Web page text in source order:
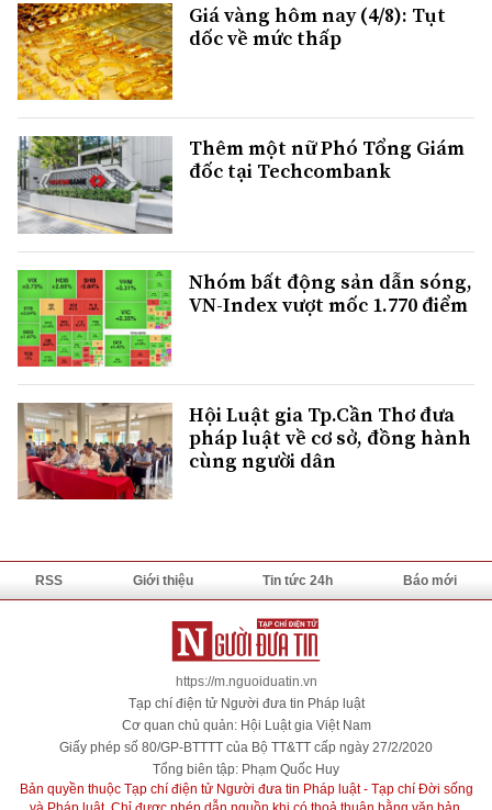
Giá vàng hôm nay (4/8): Tụt
dốc về mức thấp
Thêm một nữ Phó Tổng Giám
đốc tại Techcombank
Nhóm bất động sản dẫn sóng,
VN-Index vượt mốc 1.770 điểm
Hội Luật gia Tp.Cần Thơ đưa
pháp luật về cơ sở, đồng hành
cùng người dân
RSS Giới thiệu Tin tức 24h Báo mới
https://m.nguoiduatin.vn
Tạp chí điện tử Người đưa tin Pháp luật
Cơ quan chủ quản: Hội Luật gia Việt Nam
Giấy phép số 80/GP-BTTTT của Bộ TT&TT cấp ngày 27/2/2020
Tổng biên tập: Phạm Quốc Huy
Bản quyền thuộc Tạp chí điện tử Người đưa tin Pháp luật - Tạp chí Đời sống